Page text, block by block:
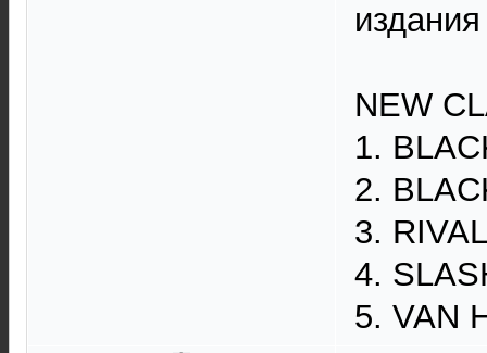
NEW
1.
2.
3.
4.
5. VAN